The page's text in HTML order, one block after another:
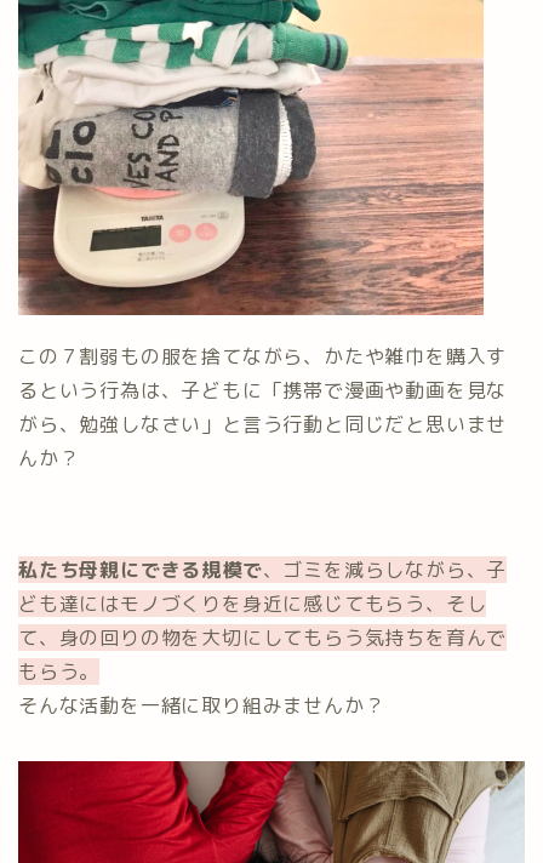
この７割弱もの服を捨てながら、かたや雑巾を購入す
るという行為は、子どもに「携帯で漫画や動画を見な
がら、勉強しなさい」と言う行動と同じだと思いませ
んか？
私たち母親にできる規模で、ゴミを減らしながら、子
ども達にはモノづくりを身近に感じてもらう、そし
て、身の回りの物を大切にしてもらう気持ちを育んで
もらう。
そんな活動を一緒に取り組みませんか？